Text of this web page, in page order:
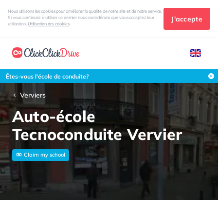
Nous utilisons les cookies pour améliorer la qualité de notre site et de notre service.
Si vous continuez à utiliser ce dernier nous considérons que vous acceptez leur
utilisation. Utilisation des cookies
J'accepte
Êtes-vous l'école de conduite?
Verviers
Auto-école
Tecnoconduite Vervier
Claim my school